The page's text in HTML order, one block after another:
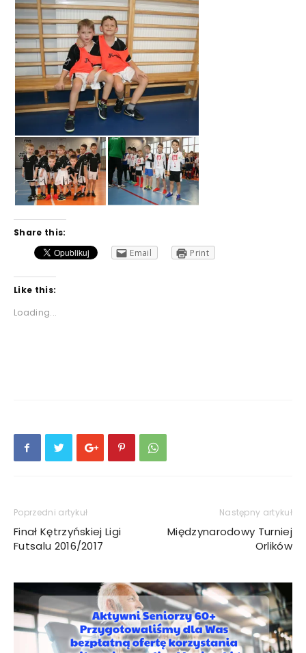
Share this:
Email
Print
Like this:
Loading...
Poprzedni artykuł
Finał Kętrzyńskiej Ligi
Futsalu 2016/2017
Następny artykuł
Międzynarodowy Turniej
Orlików